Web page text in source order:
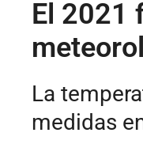
El 2021
La
medidas